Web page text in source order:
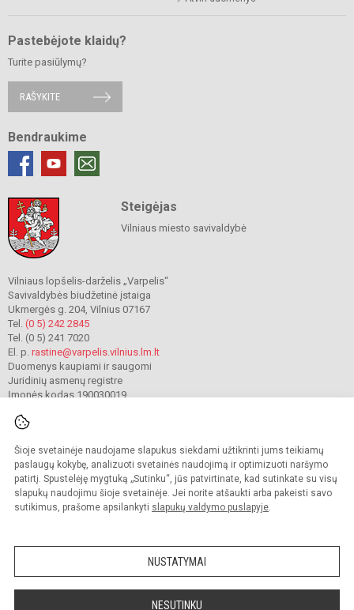
Šioje svetainėje naudojame slapukus siekdami užtikrinti jums teikiamų
paslaugų kokybę, analizuoti svetainės naudojimą ir optimizuoti naršymo
patirtį. Spustelėję mygtuką „Sutinku“, jūs patvirtinate, kad sutinkate su visų
slapukų naudojimu šioje svetainėje. Jei norite atšaukti arba pakeisti savo
sutikimus, prašome apsilankyti slapukų valdymo puslapyje.
NUSTATYMAI
NESUTINKU
Pastebėjote klaidų?
Turite pasiūlymų?
RAŠYKITE
Bendraukime
Steigėjas
Vilniaus miesto savivaldybė
Vilniaus lopšelis-darželis „Varpelis“
Savivaldybės biudžetinė įstaiga
Ukmergės g. 204, Vilnius 07167
Tel. (0 5) 242 2845
Tel. (0 5) 241 7020
El. p. rastine@varpelis.vilnius.lm.lt
Duomenys kaupiami ir saugomi
Juridinių asmenų registre
Įmonės kodas 190030019
© 2023. Vilniaus lopšelis-darželis „Varpelis“. Visos teisės saugomos.
Kopijuoti turinį be raštiško įstaigos administracijos sutikimo griežtai draudžiama.
Prieinamumo paraiška Slapukų valdymas
Sumanus būdas atnaujinti